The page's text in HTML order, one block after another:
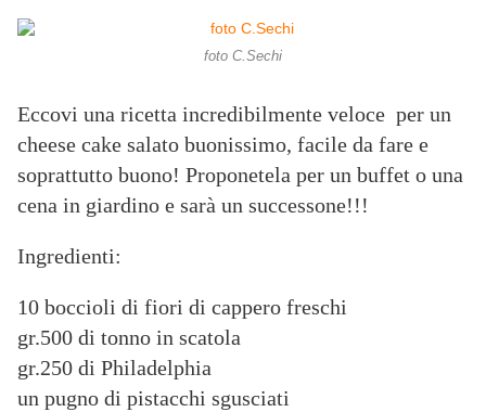
foto C.Sechi
Eccovi una ricetta incredibilmente veloce per un
cheese cake salato buonissimo, facile da fare e
soprattutto buono! Proponetela per un buffet o una
cena in giardino e sarà un successone!!!
Ingredienti:
10 boccioli di fiori di cappero freschi
gr.500 di tonno in scatola
gr.250 di Philadelphia
un pugno di pistacchi sgusciati